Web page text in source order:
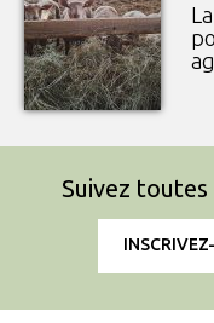
Suivez toutes